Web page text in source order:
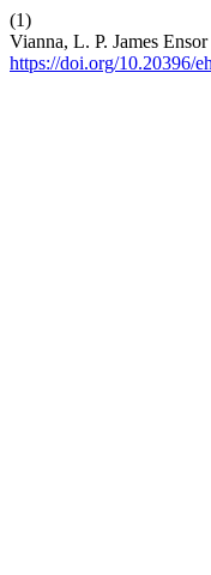
(1)
Vianna, L. P. James
https://doi.org/10.20396/